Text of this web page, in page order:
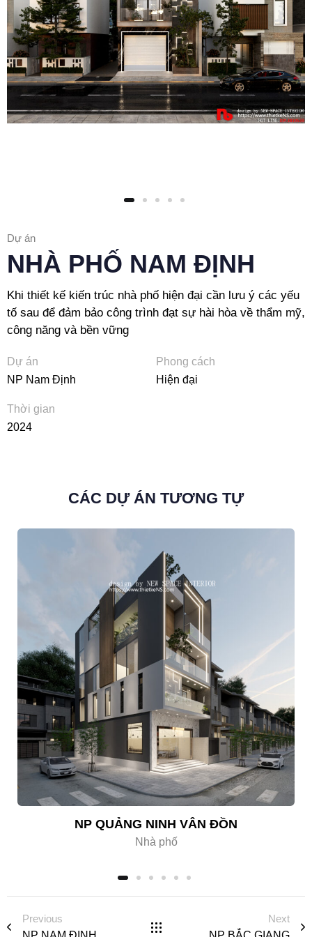
Dự án
NHÀ PHỐ NAM ĐỊNH
Khi thiết kế kiến trúc nhà phố hiện đại cần lưu ý các yếu
tố sau để đảm bảo công trình đạt sự hài hòa về thẩm mỹ,
công năng và bền vững
Dự án
NP Nam Định
Phong cách
Hiện đại
Thời gian
2024
CÁC DỰ ÁN TƯƠNG TỰ
NP QUẢNG NINH VÂN ĐỒN
Nhà phố
Previous
Next